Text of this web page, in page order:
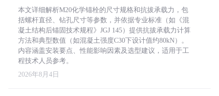
本文详细解析M20化学锚栓的尺寸规格和抗拔承载力，包
括螺杆直径、钻孔尺寸等参数，并依据专业标准（如《混
凝土结构后锚固技术规程》JGJ 145）提供抗拔承载力计算
方法和典型数值（如混凝土强度C30下设计值约80kN）。
内容涵盖安装要点、性能影响因素及选型建议，适用于工
程技术人员参考。
2026年8月4日